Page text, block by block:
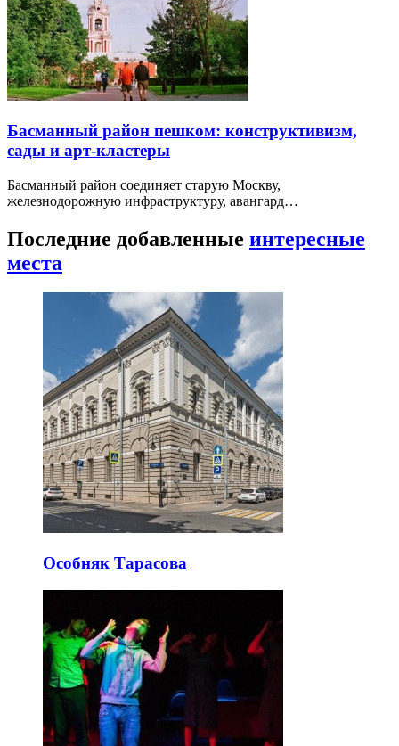
Басманный район пешком: конструктивизм,
сады и арт-кластеры
Басманный район соединяет старую Москву,
железнодорожную инфраструктуру, авангард…
Последние добавленные интересные
места
Особняк Тарасова